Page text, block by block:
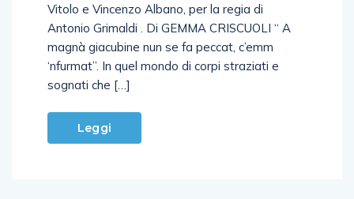
Vitolo e Vincenzo Albano, per la regia di
Antonio Grimaldi . Di GEMMA CRISCUOLI “ A
magnà giacubine nun se fa peccat, c’emm
‘nfurmat”. In quel mondo di corpi straziati e
sognati che […]
Leggi